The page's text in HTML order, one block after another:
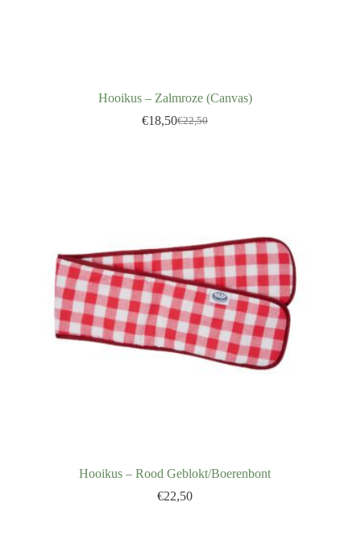
Hooikus – Zalmroze (Canvas)
€22,50
€18,50
Hooikus – Rood Geblokt/Boerenbont
€22,50